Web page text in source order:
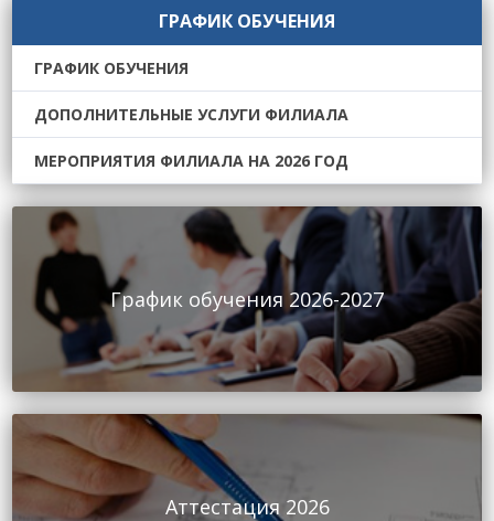
ГРАФИК ОБУЧЕНИЯ
ГРАФИК ОБУЧЕНИЯ
ДОПОЛНИТЕЛЬНЫЕ УСЛУГИ ФИЛИАЛА
МЕРОПРИЯТИЯ ФИЛИАЛА НА 2026 ГОД
График обучения 2026-2027
Аттестация 2026